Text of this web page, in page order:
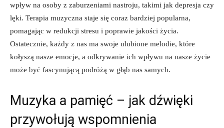
wpływ na osoby z zaburzeniami nastroju, takimi jak depresja czy
lęki. Terapia muzyczna staje się coraz bardziej popularna,
pomagając w redukcji stresu i poprawie jakości życia.
Ostatecznie, każdy z nas ma swoje ulubione melodie, które
kołyszą nasze emocje, a odkrywanie ich wpływu na nasze życie
może być fascynującą podróżą w głąb nas samych.
Muzyka a pamięć – jak dźwięki
przywołują wspomnienia